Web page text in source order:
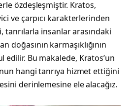
özdeşleşmiştir. Kratos,
ve çarpıcı karakterlerinden
tanrılarla insanlar arasındaki
doğasının karmaşıklığının
edilir. Bu makalede, Kratos’un
hangi tanrıya hizmet ettiğini
derinlemesine ele alacağız.